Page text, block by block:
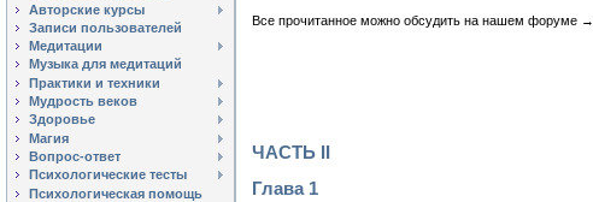
Авторские курсы
Записи пользователей
Медитации
Музыка для медитаций
Практики и техники
Мудрость веков
Здоровье
Магия
Вопрос-ответ
Психологические тесты
Психологическая помощь
Все прочитанное можно обсудить на нашем форуме →
ЧАСТЬ II
Глава 1